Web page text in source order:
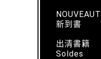
新到書
出清書籍
Soldes